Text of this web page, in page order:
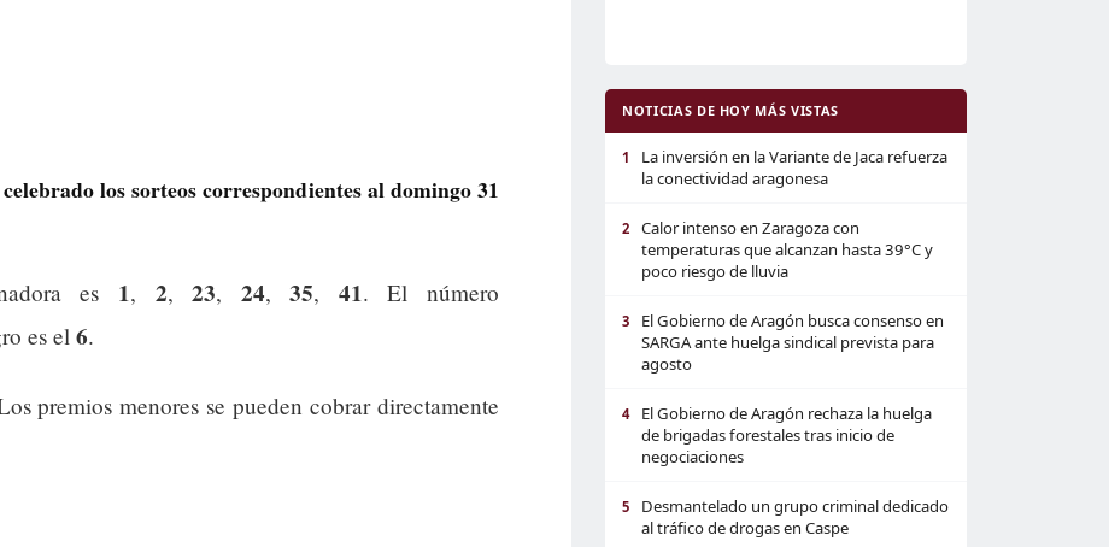
los sorteos correspondientes al domingo 31
es 1, 2,23, 24,35, 41. El número
es el 6.
premios menores se pueden cobrar directamente
NOTICIAS DE HOY MÁS VISTAS
1
La inversión en la Variante de Jaca refuerza
la conectividad aragonesa
2
Calor intenso en Zaragoza con
temperaturas que alcanzan hasta 39°C y
poco riesgo de lluvia
3
El Gobierno de Aragón busca consenso en
SARGA ante huelga sindical prevista para
agosto
4
El Gobierno de Aragón rechaza la huelga
de brigadas forestales tras inicio de
negociaciones
5
Desmantelado un grupo criminal dedicado
al tráfico de drogas en Caspe